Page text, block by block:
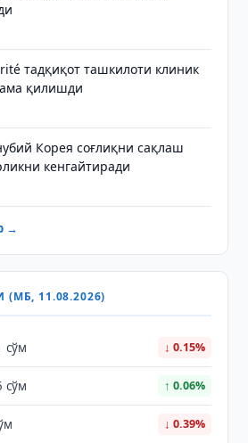
тадқиқот ташкилоти клиник
қилишди
Корея соғлиқни сақлаш
кенгайтиради
→
11.08.2026)
сўм ↓ 0.15%
сўм ↑ 0.06%
↓ 0.39%